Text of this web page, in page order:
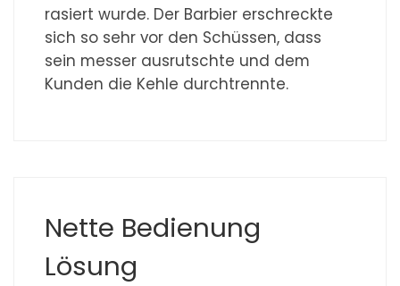
rasiert wurde. Der Barbier erschreckte
sich so sehr vor den Schüssen, dass
sein messer ausrutschte und dem
Kunden die Kehle durchtrennte.
Nette Bedienung
Lösung